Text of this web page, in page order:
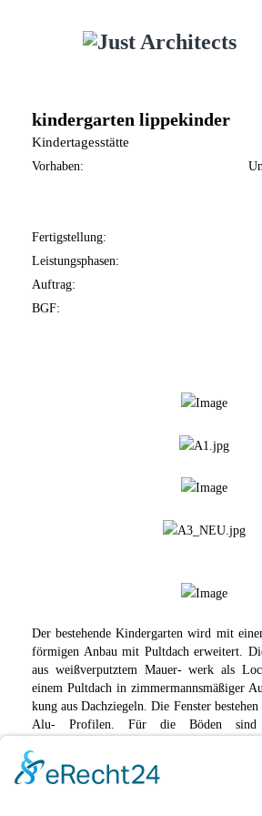
kindergarten lippekinder
Kindertagesstätte
Vorhaben:
Fertigstellung:
Leistungsphasen:
Auftrag:
BGF:
Der bestehende Kindergarten wird mit
förmigen Anbau mit Pultdach erweitert.
aus weißverputztem Mauer- werk als
einem Pultdach in zimmermannsmäßiger
kung aus Dachziegeln. Die Fenster bestehen
Alu- Profilen. Für die Böden
vorgesehen.